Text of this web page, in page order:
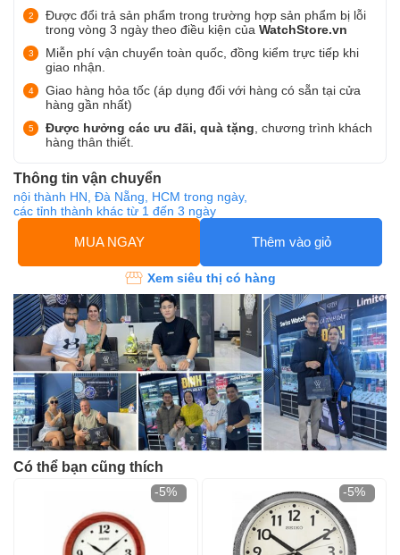
Được đổi trả sản phẩm trong trường hợp sản phẩm bị lỗi
trong vòng 3 ngày theo điều kiện của WatchStore.vn
Miễn phí vận chuyển toàn quốc, đồng kiểm trực tiếp khi
giao nhận.
Giao hàng hỏa tốc (áp dụng đối với hàng có sẵn tại cửa
hàng gần nhất)
Được hưởng các ưu đãi, quà tặng , chương trình khách
hàng thân thiết.
Thông tin vận chuyển
nội thành HN, Đà Nẵng, HCM trong ngày,
các tỉnh thành khác từ 1 đến 3 ngày
MUA NGAY Thêm vào giỏ
Xem siêu thị có hàng
Có thể bạn cũng thích
-5% -5%